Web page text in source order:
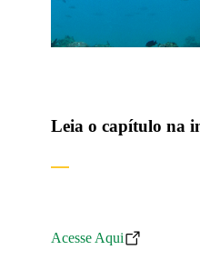
Leia o capítulo na
Acesse Aqui